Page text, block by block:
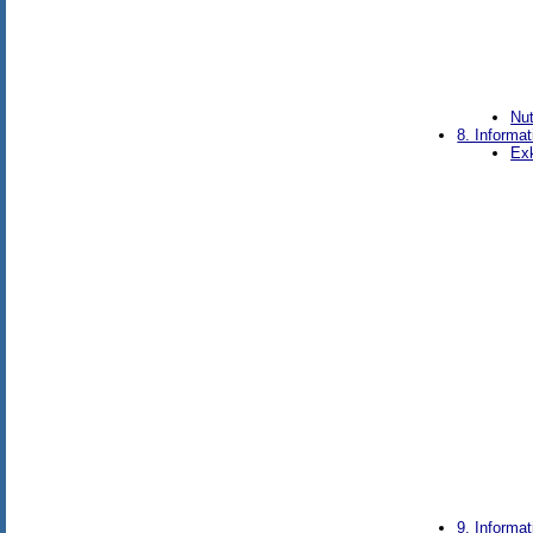
8.
9.